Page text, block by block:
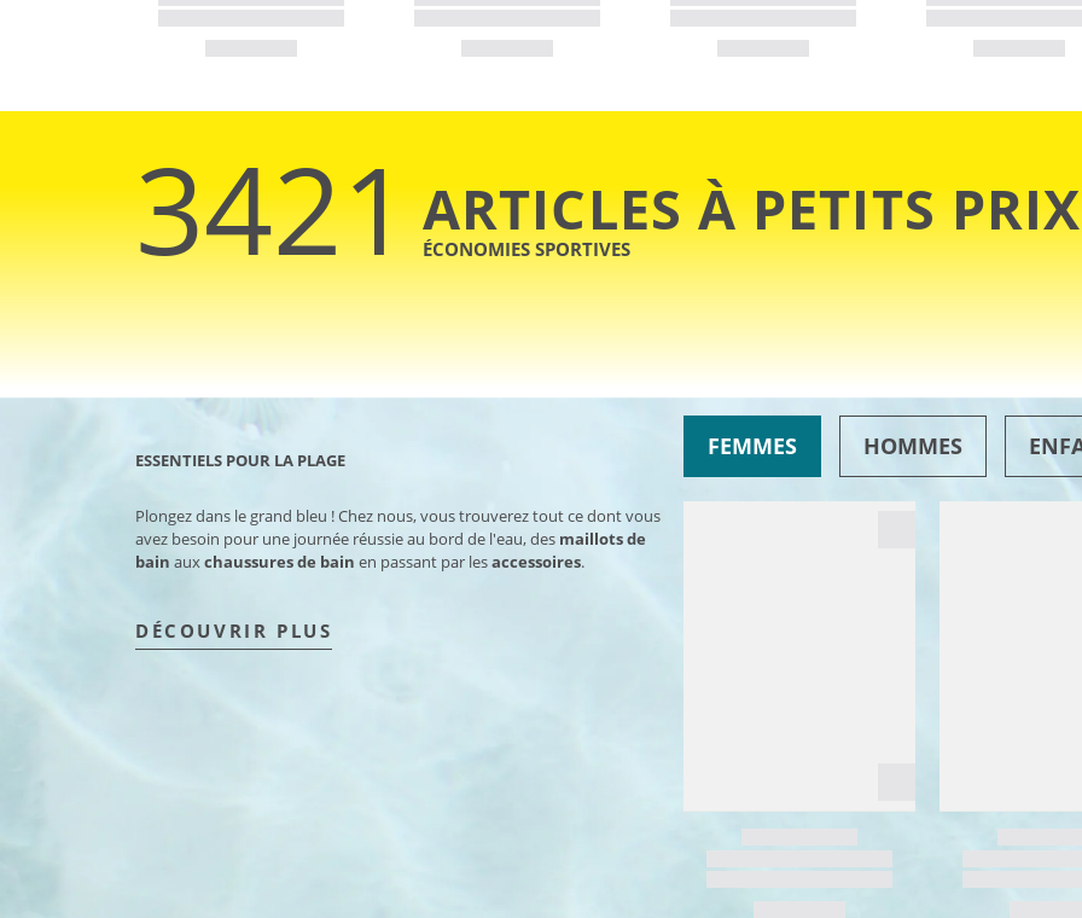
3421ARTICLES À PETITS PRIX
ÉCONOMIES SPORTIVES
ESSENTIELS POUR LA PLAGE
Plongez dans le grand bleu ! Chez nous, vous trouverez tout ce dont vous
avez besoin pour une journée réussie au bord de l'eau, des maillots de
bain auxchaussures de bain en passant par lesaccessoires.
DÉCOUVRIR PLUS
FEMMES HOMMES